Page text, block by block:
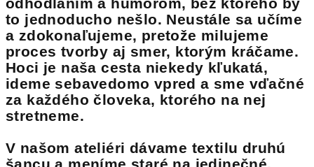
odhodlaním a humorom, bez ktorého by
to jednoducho nešlo. Neustále sa učíme
a zdokonaľujeme, pretože milujeme
proces tvorby aj smer, ktorým kráčame.
Hoci je naša cesta niekedy kľukatá,
ideme sebavedomo vpred a sme vďačné
za každého človeka, ktorého na nej
stretneme.
V našom ateliéri dávame textilu druhú